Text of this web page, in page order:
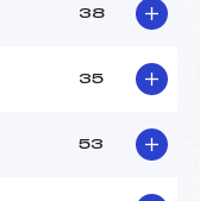
38
35
53